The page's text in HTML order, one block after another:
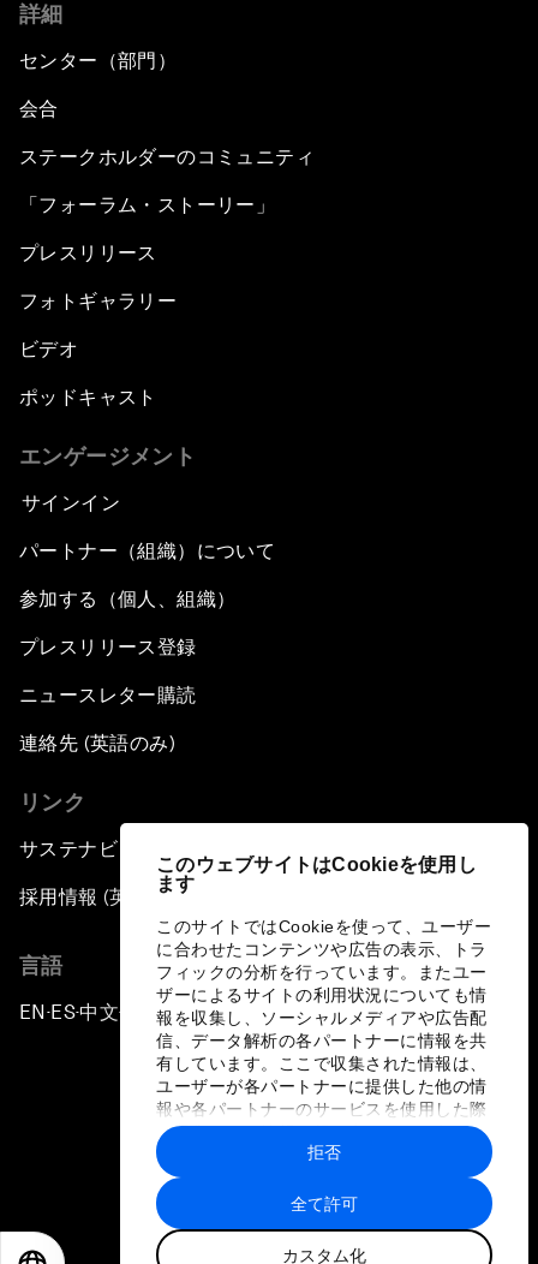
このウェブサイトはCookieを使用し
ます
このサイトではCookieを使って、ユーザー
に合わせたコンテンツや広告の表示、トラ
フィックの分析を行っています。またユー
ザーによるサイトの利用状況についても情
報を収集し、ソーシャルメディアや広告配
信、データ解析の各パートナーに情報を共
有しています。ここで収集された情報は、
ユーザーが各パートナーに提供した他の情
報や各パートナーのサービスを使用した際
に収集された情報と組み合わされ、各パー
トナーによって使用されることがありま
す。
全て許可
カスタム化
拒否
詳細
センター（部門）
会合
ステークホルダーのコミュニティ
「フォーラム・ストーリー」
プレスリリース
フォトギャラリー
ビデオ
ポッドキャスト
エンゲージメント
サインイン
パートナー（組織）について
参加する（個人、組織）
プレスリリース登録
ニュースレター購読
連絡先 (英語のみ)
リンク
サステナビリティへの取り組み
採用情報 (英語のみ)
言語
EN ▪ES▪中文▪ 日本語
プライバシーポリシーと利用規約
サイトマップ